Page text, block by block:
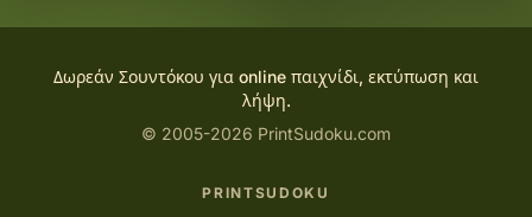
Δωρεάν Σουντόκου για online παιχνίδι, εκτύπωση και
λήψη.
© 2005-2026 PrintSudoku.com
PRINTSUDOKU